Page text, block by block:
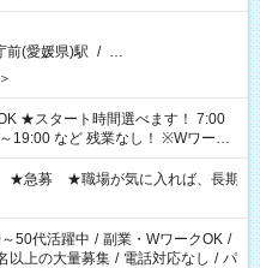
前(愛媛県)駅 / …
7:00
など 残業なし！ ※Wワーク
週40時間超の就業はご案内できま
間以上勤務は社会保険への加入対
日雇い派遣の原則禁止）によ
ご案内が難しい場合があります
★急募 ★職場が気に入れば、長期
50代活躍中 / 副業・WワークOK /
以上の大量募集 / 電話対応なし / パ